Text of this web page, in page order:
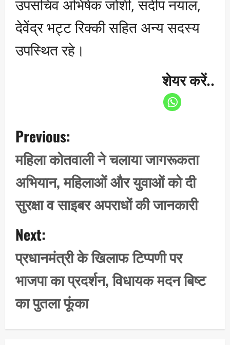
उपसचिव अभिषेक जोशी, संदीप नयाल,
देवेंद्र भट्ट रिक्की सहित अन्य सदस्य
उपस्थित रहे।
शेयर करें..
o
s
n
a
v
i
g
a
t
i
o
Previous:
महिला कोतवाली ने चलाया जागरूकता
अभियान, महिलाओं और युवाओं को दी
सुरक्षा व साइबर अपराधों की जानकारी
Next:
प्रधानमंत्री के खिलाफ टिप्पणी पर
भाजपा का प्रदर्शन, विधायक मदन बिष्ट
का पुतला फूंका